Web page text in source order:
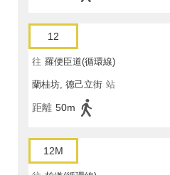
12
往 羅便臣道(循環線)
蘭桂坊, 德己立街 站
距離 50m
12M